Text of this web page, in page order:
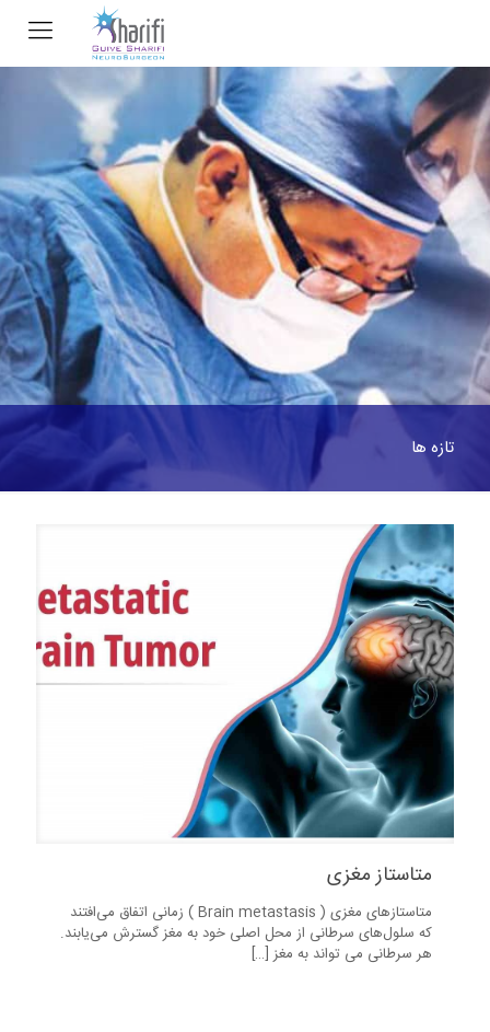
تازه ها
متاستاز مغزی
متاستازهای مغزی ( Brain metastasis ) زمانی اتفاق می‌افتند
که سلول‌های سرطانی از محل اصلی خود به مغز گسترش می‌یابند.
هر سرطانی می تواند به مغز […]